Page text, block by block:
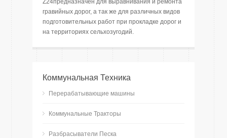
Z24предназначен для выравнивания и ремонта
гравийных дорог, а так же для различных видов
подготовительных работ при прокладке дорог и
на территориях сельхозугодий.
Коммунальная Техника
Перерабатывающие машины
Коммунальные Тракторы
Разбрасыватели Песка